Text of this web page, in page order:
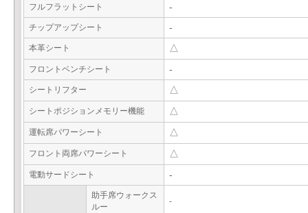
フルフラットシート -
チップアップシート -
本革シート △
フロントベンチシート -
シートリフター △
シートポジションメモリー機能 △
運転席パワーシート △
フロント両席パワーシート △
電動サードシート -
助手席ウォークス
ルー
-